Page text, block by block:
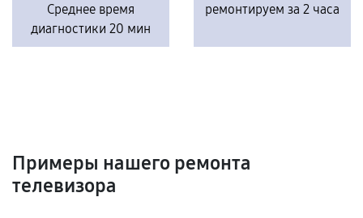
Среднее время
диагностики 20 мин
ремонтируем за 2 часа
Примеры нашего ремонта
телевизора